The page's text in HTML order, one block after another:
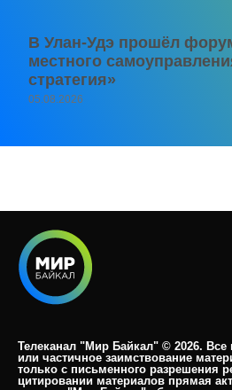
В Улан-Удэ прошёл
местного
стратегия»
05.08.2026
Телеканал "Мир Байкал" © 2026.
или частичное заимствование
только с письменного разрешения
цитировании материалов прямая